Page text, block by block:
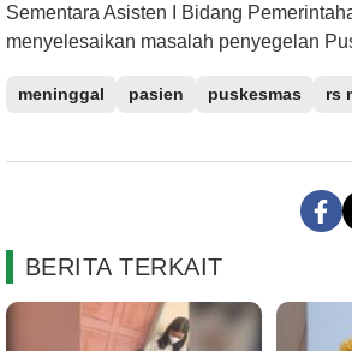
Sementara Asisten I Bidang
menyelesaikan masalah penyegelan
meninggal pasien puskesmas rs
BERITA TERKAIT